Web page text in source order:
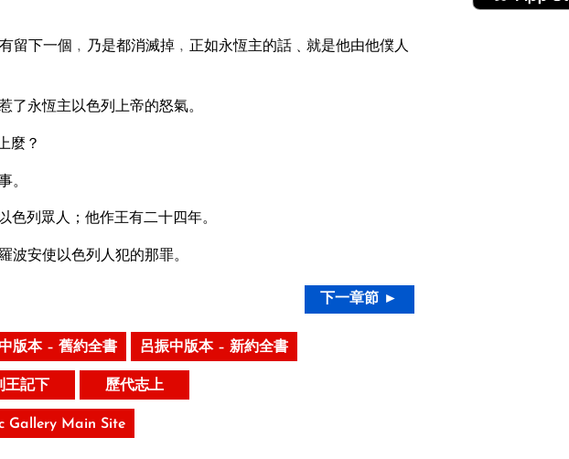
留下一個﹐乃是都消滅掉﹐正如永恆主的話﹑就是他由他僕人
永恆主以色列上帝的怒氣。
麼？
列眾人；他作王有二十四年。
安使以色列人犯的那罪。
下一章節 ►
版本 – 舊約全書 呂振中版本 – 新約全書
王記下 歷代志上
Gallery Main Site